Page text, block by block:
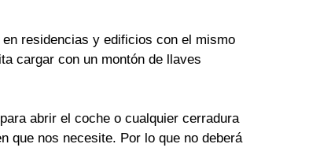
residencias y edificios con el mismo
cargar con un montón de llaves
abrir el coche o cualquier cerradura
que nos necesite. Por lo que no deberá